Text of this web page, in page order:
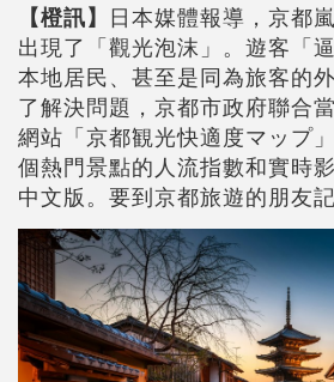
【橙訊】 日本媒體報導，京都
出現了「觀光泡沫」。遊客「
本地居民、甚至是同為旅客的
了解決問題，京都市政府聯合
網站「京都観光快適度マップ
個熱門景點的人流指數和實時
中文版。要到京都旅遊的朋友